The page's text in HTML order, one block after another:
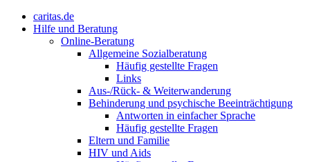
caritas.de
Hilfe und Beratung
Online-Beratung
Allgemeine Sozialberatung
Häufig gestellte Fragen
Links
Aus-/Rück- & Weiterwanderung
Behinderung und psychische Beeinträchtigung
Antworten in einfacher Sprache
Häufig gestellte Fragen
Eltern und Familie
HIV und Aids